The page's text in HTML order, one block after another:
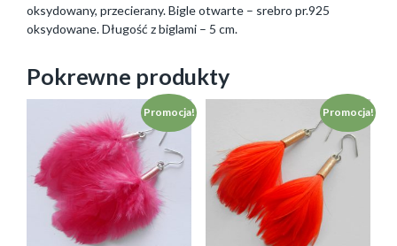
oksydowany, przecierany. Bigle otwarte – srebro pr.925
oksydowane. Długość z biglami – 5 cm.
Pokrewne produkty
Promocja! Promocja!